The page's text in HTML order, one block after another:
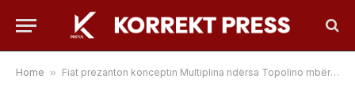
Home » Fiat prezanton konceptin Multiplina ndërsa Topolino mbërrin në Shtetet e Bashkuara